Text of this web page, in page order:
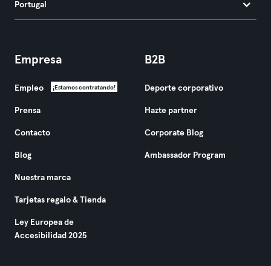
Portugal
Empresa
Empleo ¡Estamos contratando!
Prensa
Contacto
Blog
Nuestra marca
Tarjetas regalo & Tienda
Ley Europea de
Accesibilidad 2025
B2B
Deporte corporativo
Hazte partner
Corporate Blog
Ambassador Program